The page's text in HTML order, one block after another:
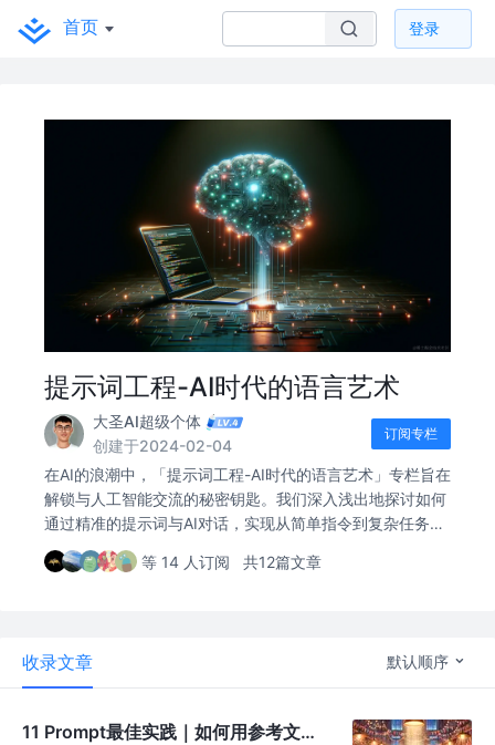
首页 登录
提示词工程-AI时代的语言艺术
大圣AI超级个体
创建于2024-02-04
订阅专栏
在AI的浪潮中，「提示词工程-AI时代的语言艺术」专栏旨在
解锁与人工智能交流的秘密钥匙。我们深入浅出地探讨如何
通过精准的提示词与AI对话，实现从简单指令到复杂任务的
无缝对接。无论你是AI爱好者、创意工作者还是技术专家，
本专栏将引领你穿梭于AI的奇妙世界，掌握这一AI时代不可
等 14 人订阅 共12篇文章
收录文章 默认顺序
11 Prompt最佳实践｜如何用参考文本